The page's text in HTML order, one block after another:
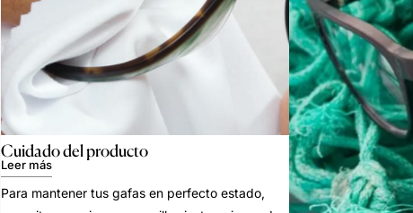
Cuidado del producto
Leer más
Para mantener tus gafas en perfecto estado,